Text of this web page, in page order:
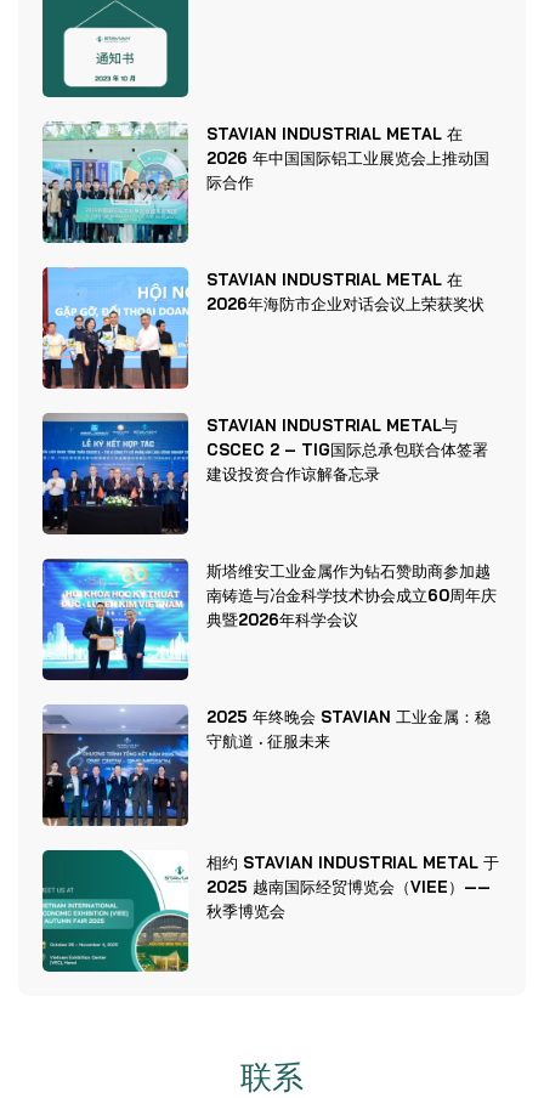
STAVIAN INDUSTRIAL METAL 在
2026 年中国国际铝工业展览会上推动国
际合作
STAVIAN INDUSTRIAL METAL 在
2026年海防市企业对话会议上荣获奖状
STAVIAN INDUSTRIAL METAL与
CSCEC 2 – TIG国际总承包联合体签署
建设投资合作谅解备忘录
斯塔维安工业金属作为钻石赞助商参加越
南铸造与冶金科学技术协会成立60周年庆
典暨2026年科学会议
2025 年终晚会 STAVIAN 工业金属：稳
守航道 · 征服未来
相约 STAVIAN INDUSTRIAL METAL 于
2025 越南国际经贸博览会（VIEE）——
秋季博览会
联系